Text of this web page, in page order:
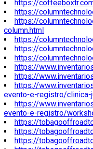
https://
https://
https://
column.html
https://
https://
https://
https://
https://
https://
evento-e-registro/clinica-
https://
evento-e-registro/
https://
https://
https://